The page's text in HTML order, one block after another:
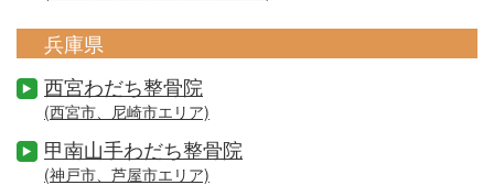
兵庫県
西宮わだち整骨院
(西宮市、尼崎市エリア)
甲南山手わだち整骨院
(神戸市、芦屋市エリア)